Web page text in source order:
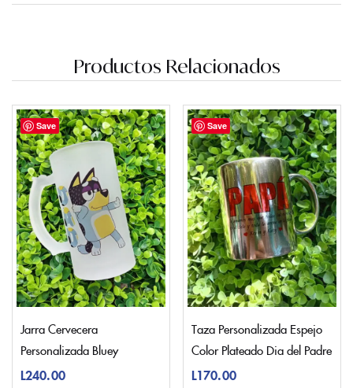
Productos Relacionados
Save
Jarra Cervecera
Personalizada Bluey
L240.00
Save
Taza Personalizada Espejo
Color Plateado Dia del Padre
L170.00